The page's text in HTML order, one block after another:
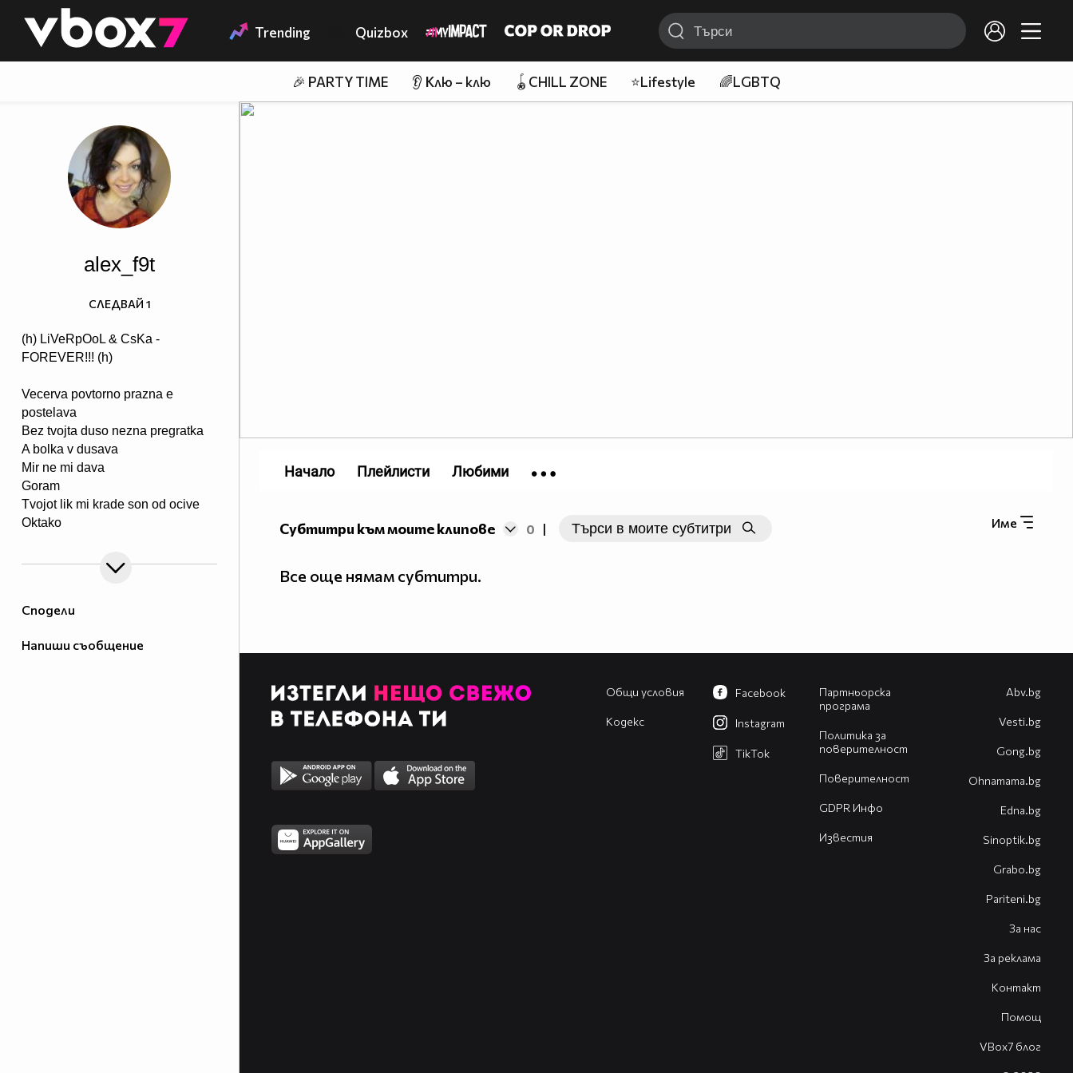
👾 Trending Quizbox
🎉 PARTY TIME 👂 Клю – клю 🪀CHILL ZONE ⭐Lifestyle 🌈LGBTQ
Сподели
Напиши съобщение
alex_f9t
(h) LiVeRpOoL & CsKa -
FOREVER!!! (h)
Vecerva povtorno prazna e
postelava
Bez tvojta duso nezna pregratka
A bolka v dusava
Mir ne mi dava
Goram
Tvojot lik mi krade son od ocive
Oktako
Tosence (h)... липсваш ни ....
завинаги в нашите сърца (h) ;(
(h) TE CAKAM, ангелче (h)
[TP]
СЛЕДВАЙ 1
Субтитри към моите клипове 0 | Име
Все още нямам субтитри.
Начало Плейлисти Любими
Общи условия
Кодекс
Партньорска
програма
Политика за
поверителност
Поверителност
GDPR Инфо
Известия
Facebook
Instagram
TikTok
Abv.bg
Vesti.bg
Gong.bg
Оhnamama.bg
Edna.bg
Sinoptik.bg
Grabo.bg
Pariteni.bg
За нас
За реклама
Контакт
Помощ
VBox7 блог